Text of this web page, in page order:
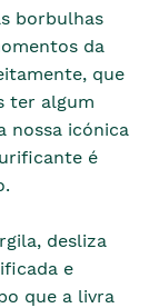
borbulhas
da
que
ter algum
nossa icónica
é
desliza
e
que a livra